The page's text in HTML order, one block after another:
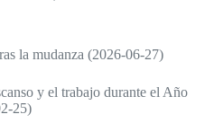
la mudanza (2026-06-27)
y el trabajo durante el Año
25)